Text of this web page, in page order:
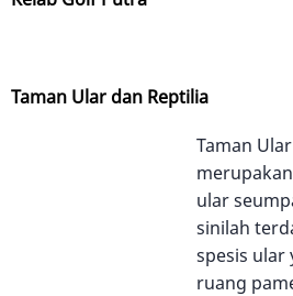
Taman Ular dan Reptilia
Taman
ular
sinilah
spesis ular
ruang